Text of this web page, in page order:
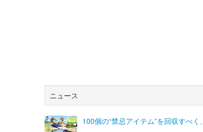
ニュース
100個の“禁忌アイテム”を回収すべ